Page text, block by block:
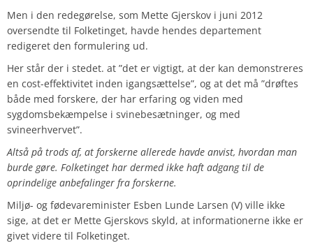
Men i den redegørelse, som Mette Gjerskov i juni 2012
oversendte til Folketinget, havde hendes departement
redigeret den formulering ud.
Her står der i stedet. at ”det er vigtigt, at der kan demonstreres
en cost-effektivitet inden igangsættelse”, og at det må ”drøftes
både med forskere, der har erfaring og viden med
sygdomsbekæmpelse i svinebesætninger, og med
svineerhvervet”.
Altså på trods af, at forskerne allerede havde anvist, hvordan man
burde gøre. Folketinget har dermed ikke haft adgang til de
oprindelige anbefalinger fra forskerne.
Miljø- og fødevareminister Esben Lunde Larsen (V) ville ikke
sige, at det er Mette Gjerskovs skyld, at informationerne ikke er
givet videre til Folketinget.